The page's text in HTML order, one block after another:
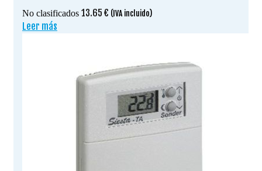
No clasificados 13.65 € (IVA incluido)
Leer más